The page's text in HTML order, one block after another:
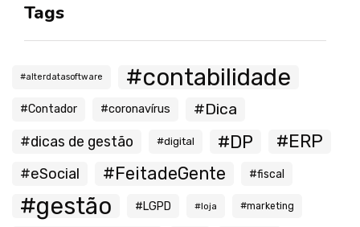
Tags
#alterdatasoftware #contabilidade
#Contador #coronavírus #Dica
#dicas de gestão #digital #DP #ERP
#eSocial #FeitadeGente #fiscal
#gestão #LGPD #loja #marketing